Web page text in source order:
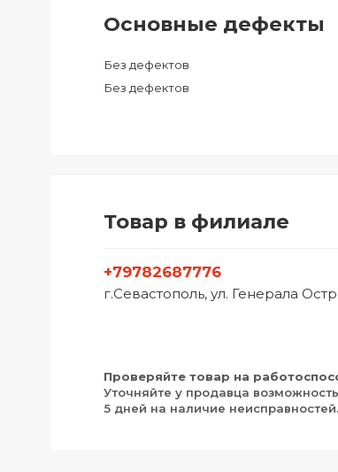
Основные дефекты
Без дефектов
Без дефектов
Товар в филиале
+79782687776
г.Севастополь, ул. Генерала
Проверяйте товар на
Уточняйте у продавца
5 дней на наличие неисправностей.